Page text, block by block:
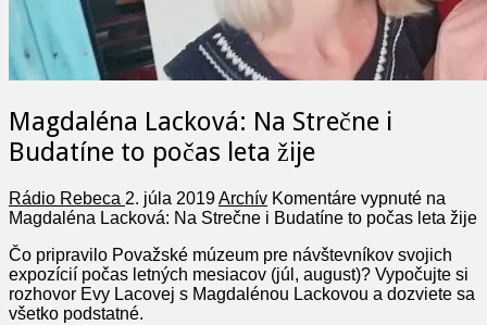
Magdaléna Lacková: Na Strečne i
Budatíne to počas leta žije
Rádio Rebeca 2. júla 2019Archív Komentáre vypnuté na
Magdaléna Lacková: Na Strečne i Budatíne to počas leta žije
Čo pripravilo Považské múzeum pre návštevníkov svojich
expozícií počas letných mesiacov (júl, august)? Vypočujte si
rozhovor Evy Lacovej s Magdalénou Lackovou a dozviete sa
všetko podstatné.